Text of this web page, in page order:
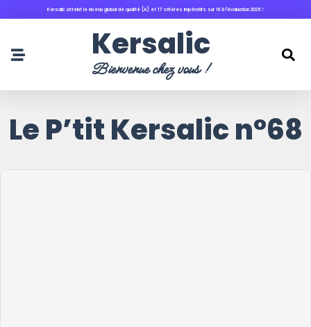
principalKersalic atteint le niveau global de qualité [A] et 17 critères impératifs sur 18 à l'évaluation 2025 !
Kersalic
Bienvenue chez vous !
Le P’tit Kersalic n°68